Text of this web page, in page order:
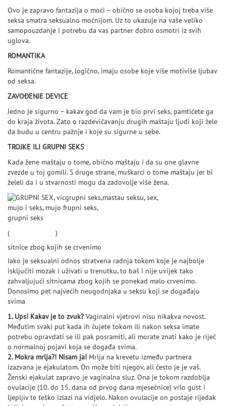
Ovo je zapravo fantazija o moći – obično se osoba kojoj treba više
seksa smatra seksualno moćnijom. Uz to ukazuje na vaše veliko
samopouzdanje i potrebu da vas partner dobro osmotri iz svih
uglova.
ROMANTIKA
Romantične fantazije, logično, imaju osobe koje više motiviše ljubav
od seksa.
ZAVOĐENJE DEVICE
Jedno je sigurno – kakav god da vam je bio prvi seks, pamtićete ga
do kraja života. Zato o razdevičavanju drugih maštaju ljudi koji žele
da budu u centru pažnje i koje su sigurne u sebe.
TROJKE ILI GRUPNI SEKS
Kada žene maštaju o tome, obično maštaju i da su one glavne
zvezde u toj gomili. S druge strane, muškarci o tome maštaju jer bi
želeli da i u stvarnosti mogu da zadovolje više žena.
grupni seks
(
)
sitnice zbog kojih se crvenimo
Iako je seksualni odnos stratvena radnja tokom koje je najbolje
isključiti mozak i uživati u trenutku, to baš i nije uvijek tako
zahvaljujući sitnicama zbog kojih se ponekad malo crvenimo.
Donosimo pet najvećih neugodnjaka u seksu koji se događaju
svima
1. Ups! Kakav je to zvuk? Vaginalni vjetrovi nisu nikakva novost.
Međutim svaki put kada ih čujete tokom ili nakon seksa imate
potrebu opravdati se ili pak posramiti, ali morate znati kako je riječ
o normalnoj pojavi koja se događa svima.
2. Mokra mrlja?! Nisam ja! Mrlja na krevetu između partnera
izazvana je ejakulatom. On može biti njegov, ali često je je vaš.
Ženski ejakulat zapravo je vaginalna sluz. Ona je tokom razdoblja
ovulacije (10. do 15. dana od prvog dana mjesečnice) vrlo gust i
ljepljiv te teško izlazi na vidjelo. Nakon ovulacije on postaje rijedak